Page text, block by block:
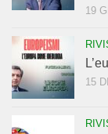
19
15